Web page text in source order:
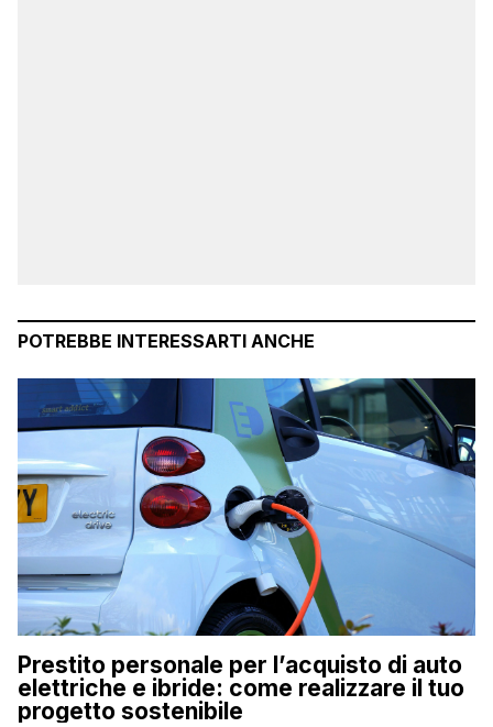
POTREBBE INTERESSARTI ANCHE
Prestito personale per l’acquisto di auto
elettriche e ibride: come realizzare il tuo
progetto sostenibile